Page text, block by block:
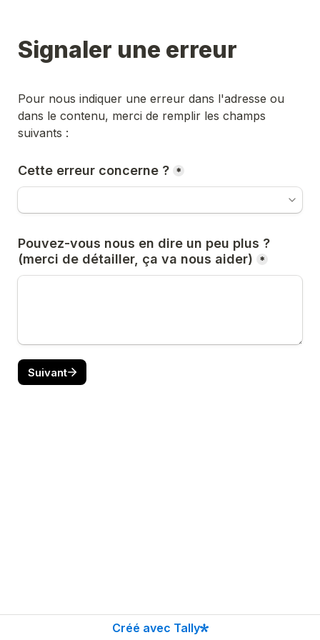
Signaler une erreur
Pour nous indiquer une erreur dans l'adresse ou
dans le contenu, merci de remplir les champs
suivants :
Cette erreur concerne ? *
Pouvez-vous nous en dire un peu plus ?
(merci de détailler, ça va nous aider)
*
Suivant
Créé avec Tally